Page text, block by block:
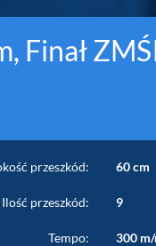
Finał
przeszkód: 60 cm
Ilość przeszkód: 9
Tempo: 300